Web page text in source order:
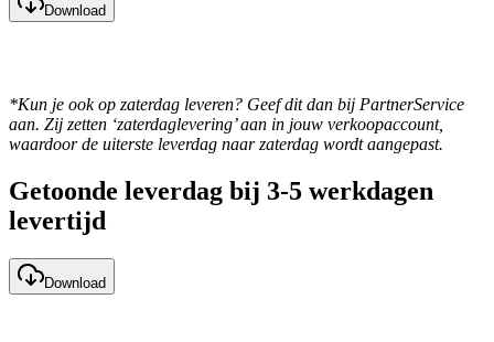
Download
*Kun je ook op zaterdag leveren? Geef dit dan bij PartnerService
aan. Zij zetten ‘zaterdaglevering’ aan in jouw verkoopaccount,
waardoor de uiterste leverdag naar zaterdag wordt aangepast.
Getoonde leverdag bij 3-5 werkdagen
levertijd
Download